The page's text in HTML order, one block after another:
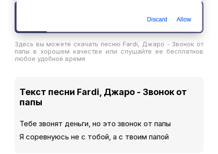
Здесь вы можете скачать песню Fardi, Джаро - Звонок от
папы в хорошем качестве или слушайте ее бесплатнов
любое удобное время
Текст песни Fardi, Джаро - Звонок от
папы
Тебе звонят деньги, но это звонок от папы
Я соревнуюсь не с тобой, а с твоим папой
Discard Allow